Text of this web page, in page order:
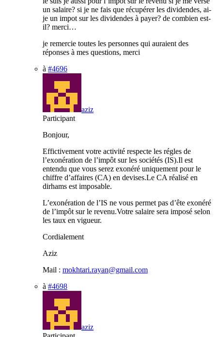
un salaire? si je ne fais que récupérer les dividendes, ai-
je un impot sur les dividendes à payer? de combien est-
il? merci…
je remercie toutes les personnes qui auraient des
réponses à mes questions, merci
à #4696
aziz
Participant
Bonjour,
Effictivement votre activité respecte les régles de
l’exonération de l’impôt sur les sociétés (IS).Il est
entendu que vous serez exonéré uniquement pour le
chiffre d’affaires (CA) en devises.Le CA réalisé en
dirhams est imposable.
L’exonération de l’IS ne vous permet pas d’ête exonéré
de l’impôt sur le revenu.Votre salaire sera imposé selon
les taux en vigueur.
Cordialement
Aziz
Mail : mokhtari.rayan@gmail.com
à #4698
aziz